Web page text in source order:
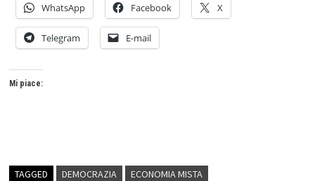
WhatsApp Facebook X
Telegram E-mail
Mi piace:
TAGGED DEMOCRAZIA
ECONOMIA MISTA